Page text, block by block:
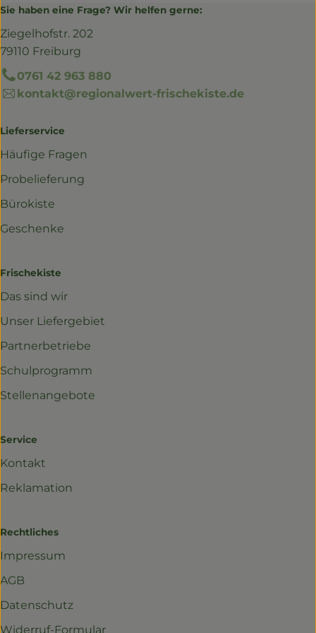
Sie haben eine Frage? Wir helfen gerne:
Ziegelhofstr. 202
79110 Freiburg
0761 42 963 880
kontakt@regionalwert-frischekiste.de
Lieferservice
Häufige Fragen
Probelieferung
Bürokiste
Geschenke
Frischekiste
Das sind wir
Unser Liefergebiet
Partnerbetriebe
Schulprogramm
Stellenangebote
Service
Kontakt
Reklamation
Rechtliches
Impressum
AGB
Datenschutz
Widerruf-Formular